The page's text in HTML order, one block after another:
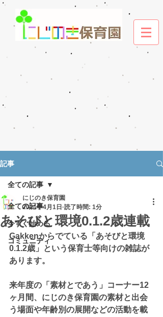
記事
全ての記事
今すぐ始める
コミュニティ
全ての記事
あそびと環境0.1.2歳連載
にじのき保育園
2021年4月1日 読了時間: 1分
Gakkenからでている「あそびと環境
0.1.2歳」という保育士等向けの雑誌が
あります。
来年度の「素材とであう」コーナー12
ヶ月間、にじのき保育園の素材と出会
う場面や年齢別の展開などの活動を載